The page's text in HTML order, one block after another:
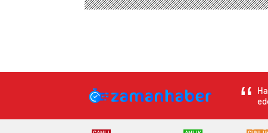
Süper Lig’de
Süper Lig’de